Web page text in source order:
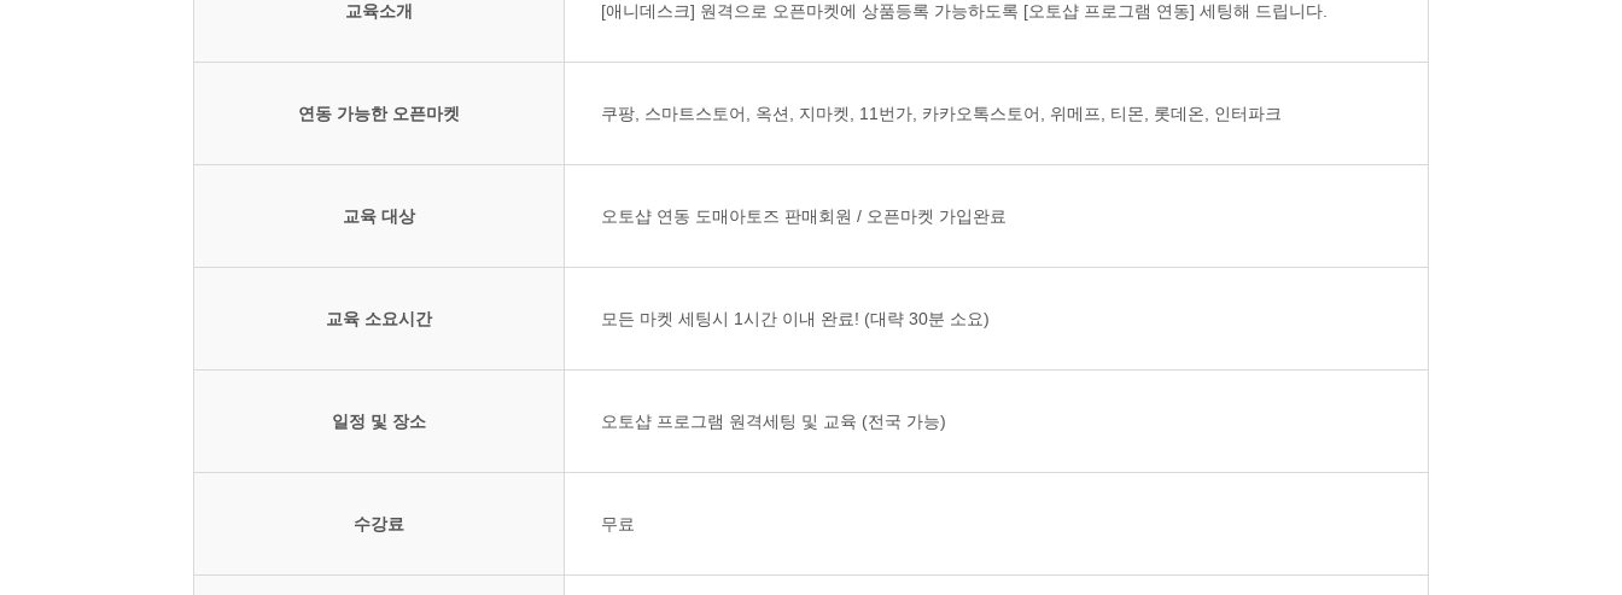
교육소개 [애니데스크] 원격으로 오픈마켓에 상품등록 가능하도록 [오토샵 프로그램 연동] 세팅해 드립니다.
연동 가능한 오픈마켓 쿠팡, 스마트스토어, 옥션, 지마켓, 11번가, 카카오톡스토어, 위메프, 티몬, 롯데온, 인터파크
교육 대상 오토샵 연동 도매아토즈 판매회원 / 오픈마켓 가입완료
교육 소요시간 모든 마켓 세팅시 1시간 이내 완료! (대략 30분 소요)
일정 및 장소 오토샵 프로그램 원격세팅 및 교육 (전국 가능)
수강료 무료